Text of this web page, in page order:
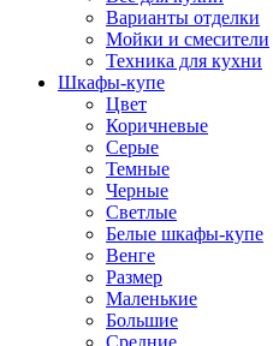
Варианты отделки
Мойки и смесители
Техника для кухни
Шкафы-купе
Цвет
Коричневые
Серые
Темные
Черные
Светлые
Белые шкафы-купе
Венге
Размер
Маленькие
Большие
Средние